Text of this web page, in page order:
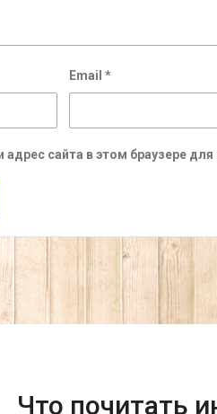
Email *
адрес сайта в этом браузере
Что почитать